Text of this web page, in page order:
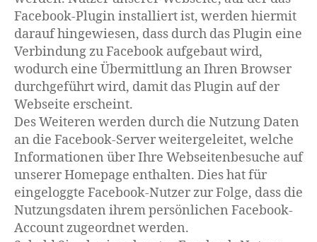
Facebook-Plugin installiert ist, werden hiermit
darauf hingewiesen, dass durch das Plugin eine
Verbindung zu Facebook aufgebaut wird,
wodurch eine Übermittlung an Ihren Browser
durchgeführt wird, damit das Plugin auf der
Webseite erscheint.
Des Weiteren werden durch die Nutzung Daten
an die Facebook-Server weitergeleitet, welche
Informationen über Ihre Webseitenbesuche auf
unserer Homepage enthalten. Dies hat für
eingeloggte Facebook-Nutzer zur Folge, dass die
Nutzungsdaten ihrem persönlichen Facebook-
Account zugeordnet werden.